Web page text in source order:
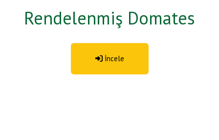
Rendelenmiş Domates
İncele